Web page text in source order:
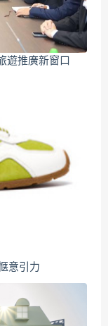
遊推廣新窗口
意引力